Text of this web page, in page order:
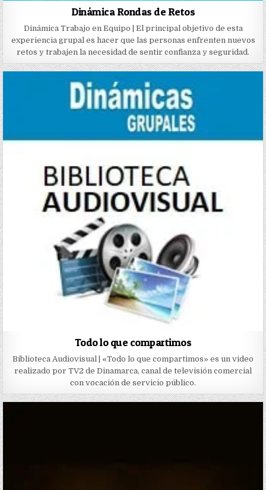
Dinámica Rondas de Retos
Dinámica Trabajo en Equipo | El principal objetivo de esta
experiencia grupal es hacer que las personas enfrenten nuevos
retos y trabajen la necesidad de sentir confianza y seguridad.
Todo lo que compartimos
Biblioteca Audiovisual | «Todo lo que compartimos» es un video
realizado por TV2 de Dinamarca, canal de televisión comercial
con vocación de servicio público.